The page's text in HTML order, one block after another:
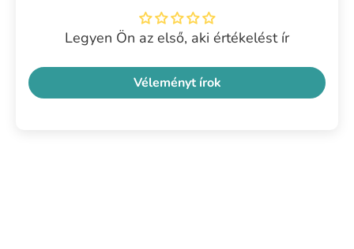
Legyen Ön az első, aki értékelést ír
Véleményt írok